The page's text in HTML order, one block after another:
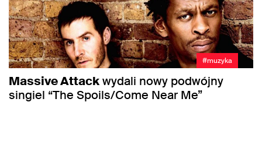
#muzyka
Massive Attackwydali nowy podwójny
singiel “The Spoils/Come Near Me”